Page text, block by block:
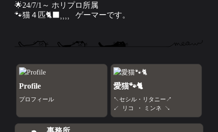
🌟24/7/1～ ホリプロ所属
🐾猫４匹🐈‍⬛⸒⸒⸒⸒   ゲーマーです。
Profile
プロフィール
愛猫🐾🐈
↖️セシル・リタニー↗️
↙️  リコ  ・ ミンネ  ↘️